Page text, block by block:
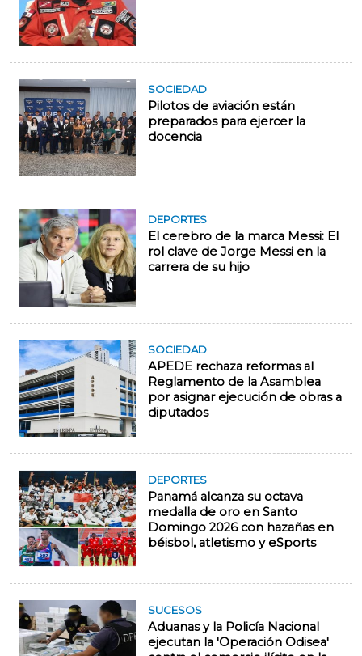
SOCIEDAD
Pilotos de aviación están
preparados para ejercer la
docencia
DEPORTES
El cerebro de la marca Messi: El
rol clave de Jorge Messi en la
carrera de su hijo
SOCIEDAD
APEDE rechaza reformas al
Reglamento de la Asamblea
por asignar ejecución de obras a
diputados
DEPORTES
Panamá alcanza su octava
medalla de oro en Santo
Domingo 2026 con hazañas en
béisbol, atletismo y eSports
SUCESOS
Aduanas y la Policía Nacional
ejecutan la 'Operación Odisea'